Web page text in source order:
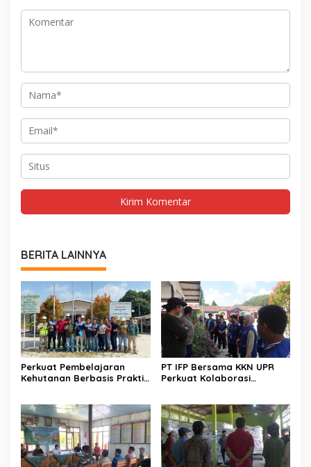
BERITA LAINNYA
Perkuat Pembelajaran
Kehutanan Berbasis Praktik
Yogyakarta
PT IFP Bersama KKN UPR
Perkuat Kolaborasi